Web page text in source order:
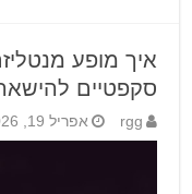
איך מופע
סקפטיים
rgg אפריל 19, 2026